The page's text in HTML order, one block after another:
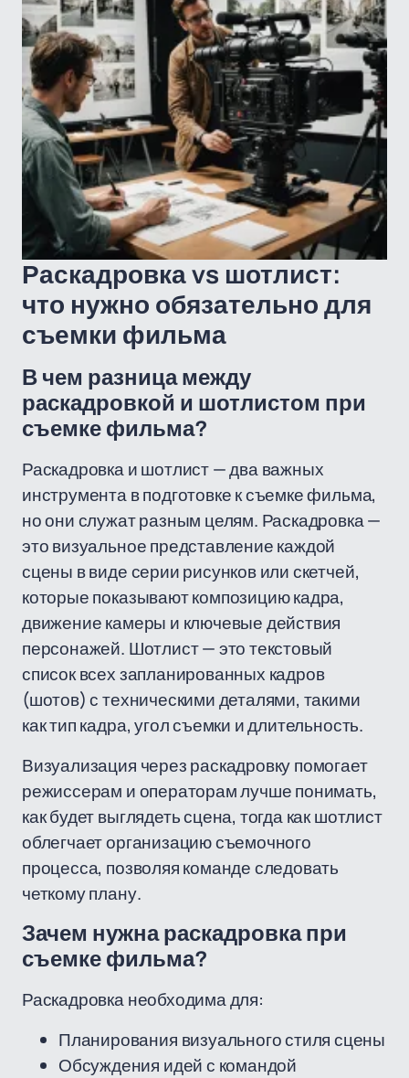
Раскадровка vs шотлист:
что нужно обязательно для
съемки фильма
В чем разница между
раскадровкой и шотлистом при
съемке фильма?
Раскадровка и шотлист — два важных
инструмента в подготовке к съемке фильма,
но они служат разным целям. Раскадровка —
это визуальное представление каждой
сцены в виде серии рисунков или скетчей,
которые показывают композицию кадра,
движение камеры и ключевые действия
персонажей. Шотлист — это текстовый
список всех запланированных кадров
(шотов) с техническими деталями, такими
как тип кадра, угол съемки и длительность.
Визуализация через раскадровку помогает
режиссерам и операторам лучше понимать,
как будет выглядеть сцена, тогда как шотлист
облегчает организацию съемочного
процесса, позволяя команде следовать
четкому плану.
Зачем нужна раскадровка при
съемке фильма?
Раскадровка необходима для:
Планирования визуального стиля сцены
Обсуждения идей с командой